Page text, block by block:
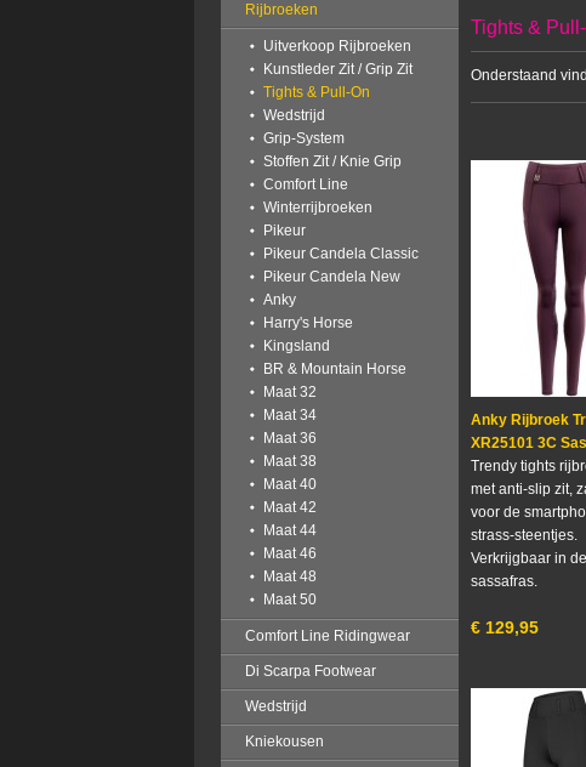
Rijbroeken
Uitverkoop Rijbroeken
Kunstleder Zit / Grip Zit
Tights & Pull-On
Wedstrijd
Grip-System
Stoffen Zit / Knie Grip
Comfort Line
Winterrijbroeken
Pikeur
Pikeur Candela Classic
Pikeur Candela New
Anky
Harry's Horse
Kingsland
BR & Mountain Horse
Maat 32
Maat 34
Maat 36
Maat 38
Maat 40
Maat 42
Maat 44
Maat 46
Maat 48
Maat 50
Comfort Line Ridingwear
Di Scarpa Footwear
Wedstrijd
Kniekousen
Tights &
Onderstaand
Anky Rijbroek
XR25101 3C
Trendy tights
met anti-slip zit,
voor de
strass-steentjes.
Verkrijgbaar in
sassafras.
€ 129,95